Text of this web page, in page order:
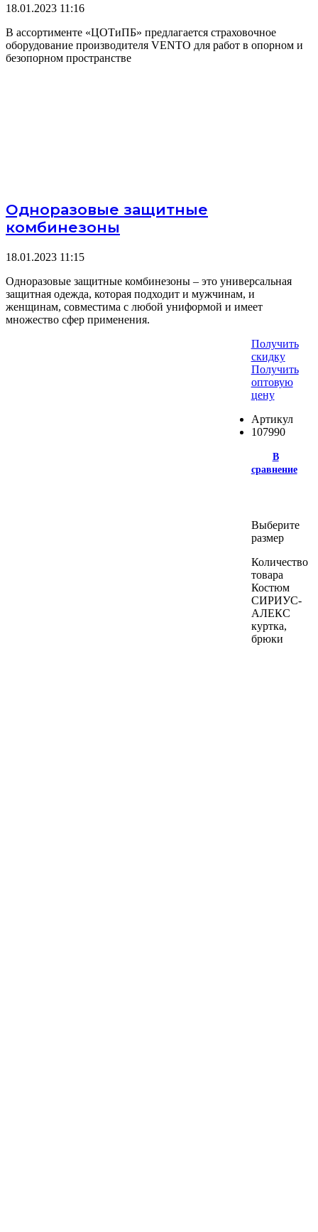
18.01.2023 11:16
В ассортименте «ЦОТиПБ» предлагается страховочное
оборудование производителя VENTO для работ в опорном и
безопорном пространстве
Одноразовые защитные
комбинезоны
18.01.2023 11:15
Одноразовые защитные комбинезоны – это универсальная
защитная одежда, которая подходит и мужчинам, и
женщинам, совместима с любой униформой и имеет
множество сфер применения.
Получить
скидку
Получить
оптовую
цену
Артикул
107990
В
сравнение
Выберите
размер
Количество
товара
Костюм
СИРИУС-
АЛЕКС
куртка,
брюки